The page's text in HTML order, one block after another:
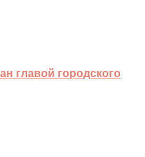
главой городского